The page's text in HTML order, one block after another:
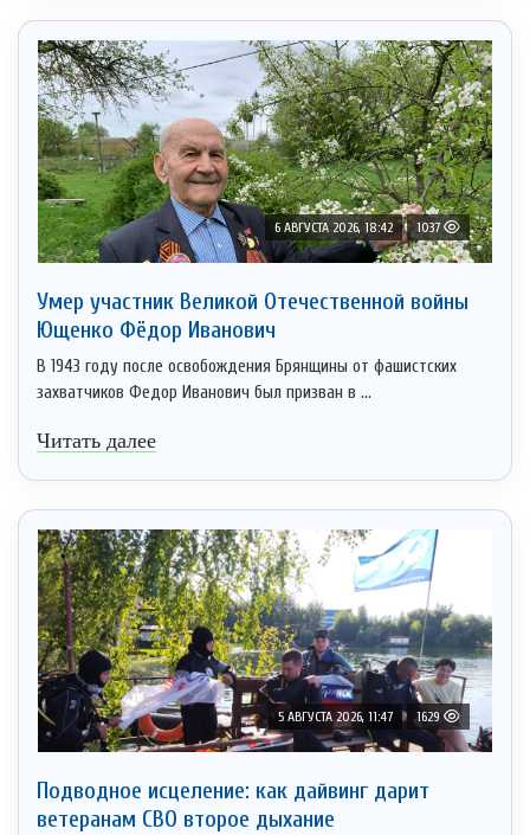
6 АВГУСТА 2026, 18:42 1037
Умер участник Великой Отечественной войны
Ющенко Фёдор Иванович
В 1943 году после освобождения Брянщины от фашистских
захватчиков Федор Иванович был призван в ...
Читать далее
5 АВГУСТА 2026, 11:47 1629
Подводное исцеление: как дайвинг дарит
ветеранам СВО второе дыхание